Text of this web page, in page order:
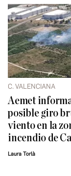
C. VALENCIANA
Aemet
posible giro
viento en la
incendio de
Laura Torlà